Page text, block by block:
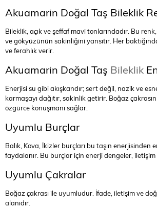
Akuamarin Doğal Taş Bileklik
Bileklik, açık ve şeffaf mavi tonlarındadır. Bu
ve gökyüzünün sakinliğini yansıtır. Her
ve ferahlık verir.
Akuamarin Doğal Taş Bileklik
Enerjisi su gibi akışkandır; sert değil, nazik ve
karmaşayı dağıtır, sakinlik getirir. Boğaz
özgürce konuşmanı sağlar.
Uyumlu Burçlar
Balık, Kova, İkizler burçları bu taşın enerjisinden
faydalanır. Bu burçlar için enerji dengeler, iletişim
Uyumlu Çakralar
Boğaz çakrası ile uyumludur. İfade, iletişim ve
alanıdır.